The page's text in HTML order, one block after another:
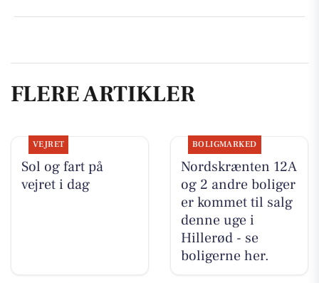
FLERE ARTIKLER
VEJRET
Sol og fart på
vejret i dag
BOLIGMARKED
Nordskrænten 12A
og 2 andre boliger
er kommet til salg
denne uge i
Hillerød - se
boligerne her.